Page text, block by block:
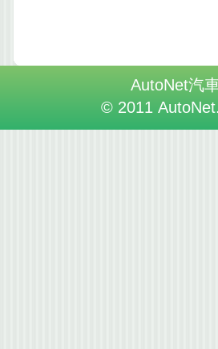
AutoNet汽
© 2011